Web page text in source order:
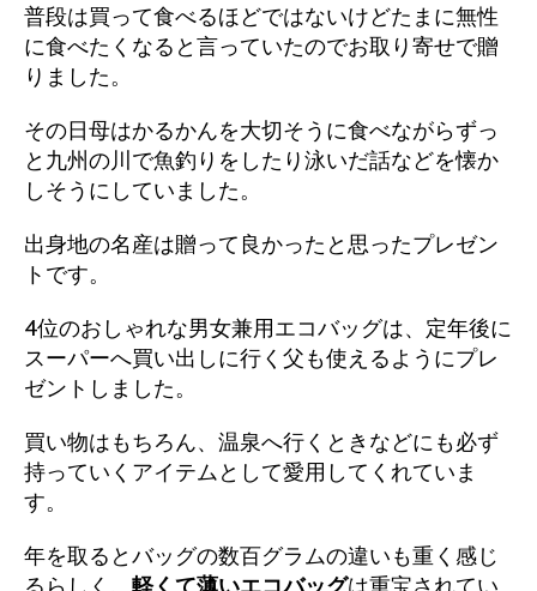
普段は買って食べるほどではないけどたまに無性
に食べたくなると言っていたのでお取り寄せで贈
りました。
その日母はかるかんを大切そうに食べながらずっ
と九州の川で魚釣りをしたり泳いだ話などを懐か
しそうにしていました。
出身地の名産は贈って良かったと思ったプレゼン
トです。
4位のおしゃれな男女兼用エコバッグは、定年後に
スーパーへ買い出しに行く父も使えるようにプレ
ゼントしました。
買い物はもちろん、温泉へ行くときなどにも必ず
持っていくアイテムとして愛用してくれていま
す。
年を取るとバッグの数百グラムの違いも重く感じ
るらしく、 軽くて薄いエコバッグは重宝されてい